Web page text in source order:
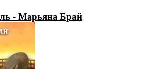
- Марьяна Брай